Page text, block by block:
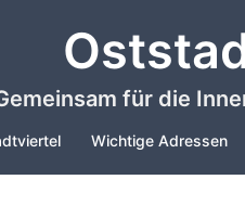
für die
Wichtige Adressen